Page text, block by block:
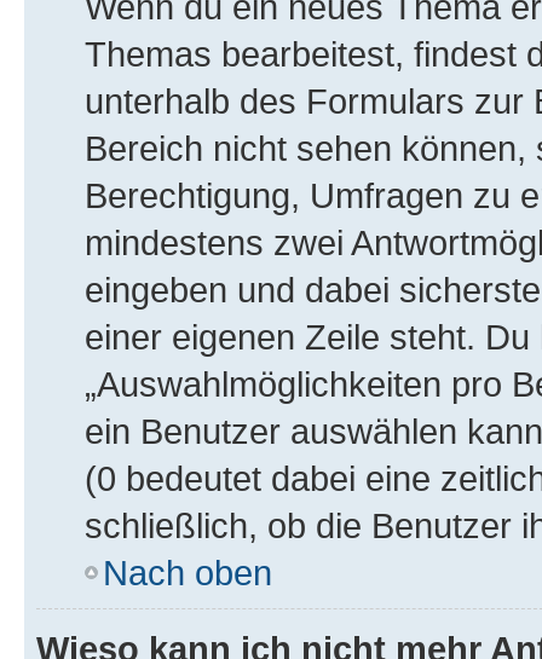
Themas bearbeitest, findest
unterhalb des Formulars zur
Bereich nicht sehen
Berechtigung, Umfragen zu
mindestens zwei
eingeben und dabei
einer eigenen Zeile steht.
„Auswahlmöglichkeiten pro
ein Benutzer auswählen
(0 bedeutet dabei eine
schließlich, ob die Benutzer
Nach oben
Wieso kann ich nicht mehr